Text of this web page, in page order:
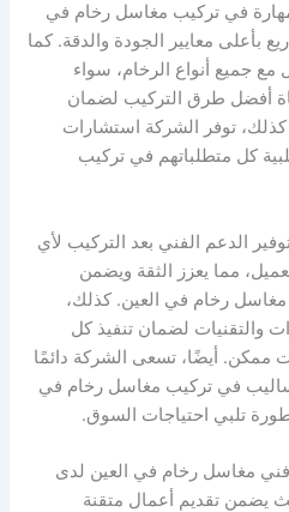
في تركيب مغاسل رخام في
بأعلى معايير الجودة والدقة. كما
مع جميع أنواع الرخام، سواء
أفضل طرق التركيب لضمان
توفر الشركة استشارات
كل متطلباتهم في تركيب
الدعم الفني بعد التركيب لأي
مما يعزز الثقة ويضمن
رخام في العين. كذلك،
والتقنيات لضمان تنفيذ كل
ممكن. أيضًا، تسعى الشركة دائمًا
في تركيب مغاسل رخام في
تلبي احتياجات السوق.
فني مغاسل رخام في العين لدى
يضمن تقديم أعمال متقنة